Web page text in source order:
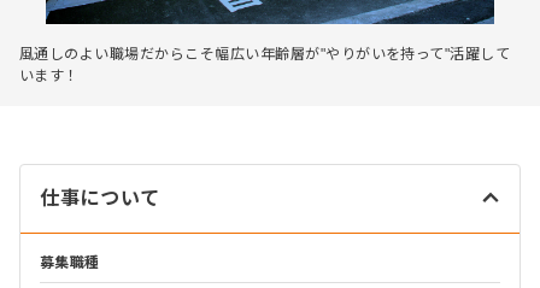
風通しのよい職場だからこそ幅広い年齢層が"やりがいを持って"活躍して
います！
仕事について
募集職種